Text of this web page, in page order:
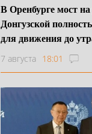
В Оренбурге мост
Донгузской
для движения до
7 августа 18:01